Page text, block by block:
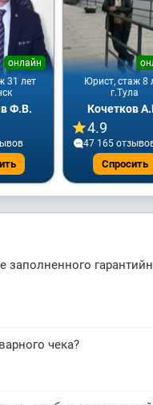
31 лет
онлайн
Ф.В.
Юрист, стаж 8
г.Тула
Кочетков
4.9
47 165
Спросить
чека?